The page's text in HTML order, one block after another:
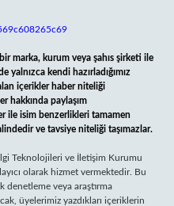
marka, kurum veya şahıs şirketi ile
yalnızca kendi hazırladığımız
içerikler haber niteliği
hakkında paylaşım
ile isim benzerlikleri tamamen
ve tavsiye niteliği taşımazlar.
Teknolojileri ve İletişim Kurumu
olarak hizmet vermektedir. Bu
veya araştırma
üyelerimiz yazdıkları içeriklerin